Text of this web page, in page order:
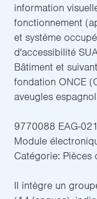
information
fonctionnement
et système
d'accessibilité
Bâtiment et
fondation ONCE
aveugles
9770088 EAG-
Module
Catégorie: Pièces
Il intègre un